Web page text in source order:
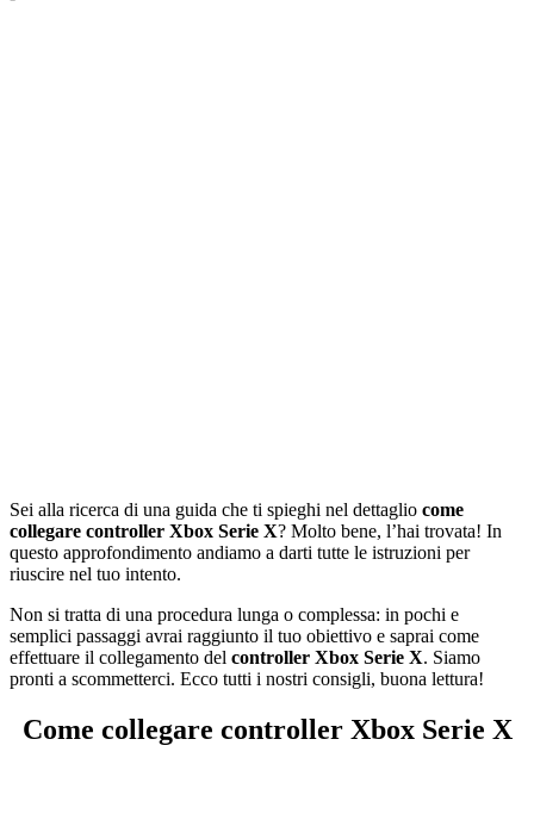
Sei alla ricerca di una guida che ti spieghi nel dettaglio come
collegare controller Xbox Serie X? Molto bene, l’hai trovata! In
questo approfondimento andiamo a darti tutte le istruzioni per
riuscire nel tuo intento.
Non si tratta di una procedura lunga o complessa: in pochi e
semplici passaggi avrai raggiunto il tuo obiettivo e saprai come
effettuare il collegamento del controller Xbox Serie X. Siamo
pronti a scommetterci. Ecco tutti i nostri consigli, buona lettura!
Come collegare controller Xbox Serie X